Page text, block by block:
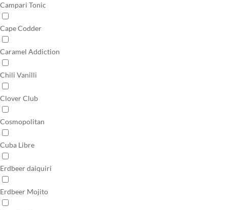
Campari Tonic
Cape Codder
Caramel Addiction
Chili Vanilli
Clover Club
Cosmopolitan
Cuba Libre
Erdbeer daiquiri
Erdbeer Mojito